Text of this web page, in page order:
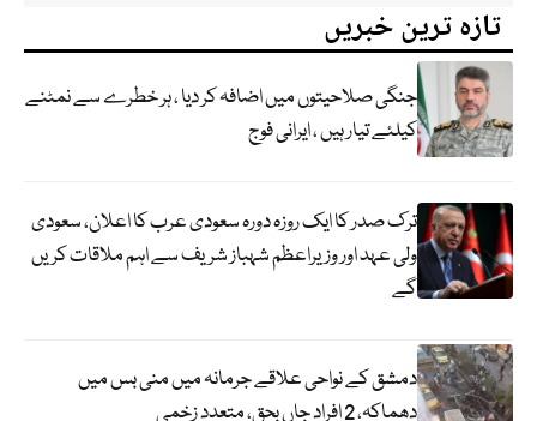
تازہ ترین خبریں
جنگی صلاحیتوں میں اضافہ کر دیا ، ہر خطرے سے نمٹنے
کیلئے تیار ہیں ، ایرانی فوج
ترک صدر کا ایک روزہ دورہ سعودی عرب کا اعلان، سعودی
ولی عہد اور وزیراعظم شہباز شریف سے اہم ملاقات کریں
گے
دمشق کے نواحی علاقے جرمانہ میں منی بس میں
دھماکہ، 2 افراد جاں بحق، متعدد زخمی